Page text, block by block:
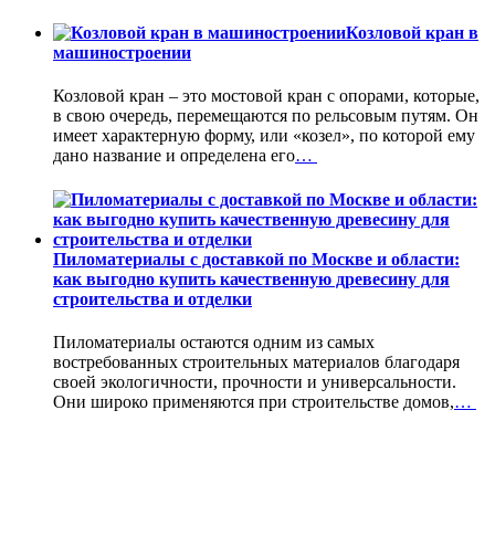
Козловой кран в
машиностроении
Козловой кран – это мостовой кран с опорами, которые,
в свою очередь, перемещаются по рельсовым путям. Он
имеет характерную форму, или «козел», по которой ему
дано название и определена его…
Пиломатериалы с доставкой по Москве и области:
как выгодно купить качественную древесину для
строительства и отделки
Пиломатериалы остаются одним из самых
востребованных строительных материалов благодаря
своей экологичности, прочности и универсальности.
Они широко применяются при строительстве домов,…